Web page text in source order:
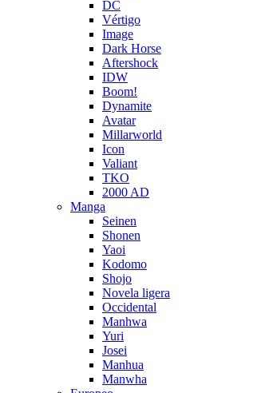
DC
Vértigo
Image
Dark Horse
Aftershock
IDW
Boom!
Dynamite
Avatar
Millarworld
Icon
Valiant
TKO
2000 AD
Manga
Seinen
Shonen
Yaoi
Kodomo
Shojo
Novela ligera
Occidental
Manhwa
Yuri
Josei
Manhua
Manwha